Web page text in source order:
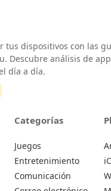
tus dispositivos con las
Descubre análisis de
día a día.
Categorías
Juegos
Entretenimiento
Comunicación